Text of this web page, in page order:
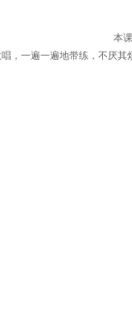
本
，一遍一遍地带练，不厌